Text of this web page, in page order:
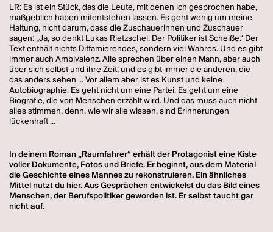
LR: Es ist ein Stück, das die Leute, mit denen ich gesprochen habe,
maßgeblich haben mitentstehen lassen. Es geht wenig um meine
Haltung, nicht darum, dass die Zuschauerinnen und Zuschauer
sagen: „Ja, so denkt Lukas Rietzschel. Der Politiker ist Scheiße.“ Der
Text enthält nichts Diffamierendes, sondern viel Wahres. Und es gibt
immer auch Ambivalenz. Alle sprechen über einen Mann, aber auch
über sich selbst und ihre Zeit; und es gibt immer die anderen, die
das anders sehen ... Vor allem aber ist es Kunst und keine
Autobiographie. Es geht nicht um eine Partei. Es geht um eine
Biografie, die von Menschen erzählt wird. Und das muss auch nicht
alles stimmen, denn, wie wir alle wissen, sind Erinnerungen
lückenhaft ...
In deinem Roman „Raumfahrer“ erhält der Protagonist eine Kiste
voller Dokumente, Fotos und Briefe. Er beginnt, aus dem Material
die Geschichte eines Mannes zu rekonstruieren. Ein ähnliches
Mittel nutzt du hier. Aus Gesprächen entwickelst du das Bild eines
Menschen, der Berufspolitiker geworden ist. Er selbst taucht gar
nicht auf.